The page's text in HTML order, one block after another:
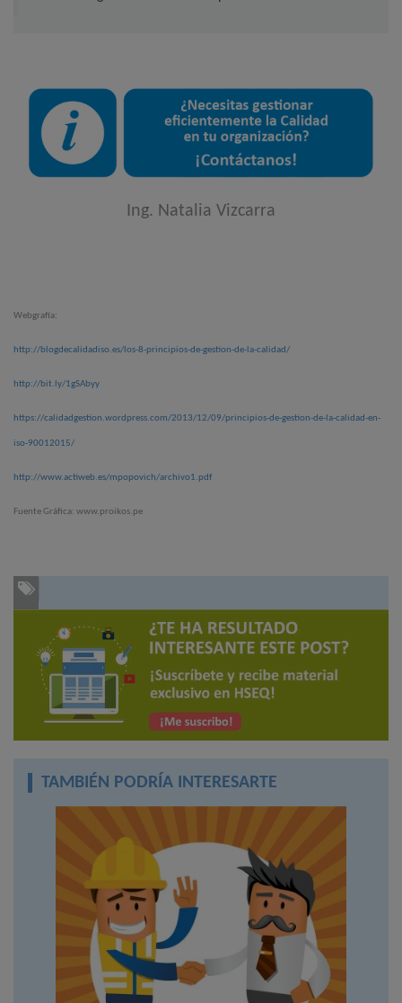
Ing. Natalia Vizcarra
Webgrafía:
http://blogdecalidadiso.es/los-8-principios-de-gestion-de-la-calidad/
http://bit.ly/1gSAbyy
https://calidadgestion.wordpress.com/2013/12/09/principios-de-gestion-de-la-calidad-en-
iso-90012015/
http://www.actiweb.es/mpopovich/archivo1.pdf
Fuente Gráfica: www.proikos.pe
TAMBIÉN PODRÍA INTERESARTE